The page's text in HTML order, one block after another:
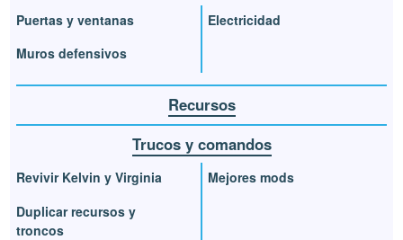
Puertas y ventanas
Muros defensivos
Electricidad
Recursos
Trucos y comandos
Revivir Kelvin y Virginia
Duplicar recursos y
troncos
Mejores mods